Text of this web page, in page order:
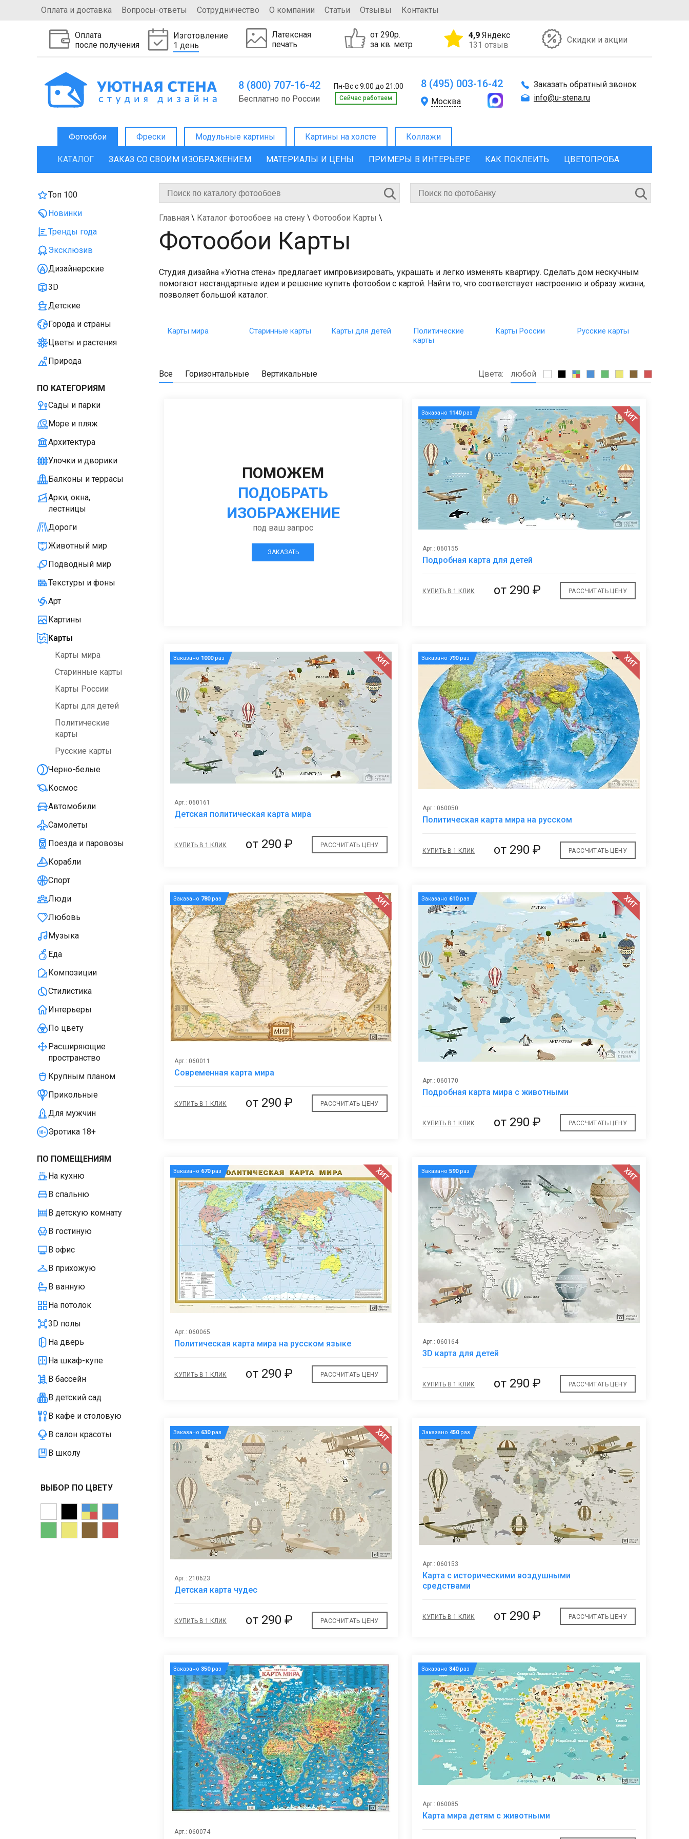
Оплата и доставка Вопросы-ответы Сотрудничество О компании Статьи Отзывы Контакты
Оплата
после получения
Изготовление
1 день
Латексная
печать
от 290р.
за кв. метр
4,9 Яндекс
131 отзыв
Скидки и акции
8 (800) 707-16-42 Пн-Вс с 9:00 до 21:00
Бесплатно по России Cейчас работаем
8 (495) 003-16-42
Москва
Заказать обратный звонок
info@u-stena.ru
Фотообои Фрески Модульные картины Картины на холсте Коллажи
КАТАЛОГ ЗАКАЗ СО СВОИМ ИЗОБРАЖЕНИЕМ МАТЕРИАЛЫ И ЦЕНЫ ПРИМЕРЫ В ИНТЕРЬЕРЕ КАК ПОКЛЕИТЬ ЦВЕТОПРОБА
Топ 100
Новинки
Тренды года
Эксклюзив
Дизайнерские
3D
Детские
Города и страны
Цветы и растения
Природа
ПО КАТЕГОРИЯМ
Сады и парки
Море и пляж
Архитектура
Улочки и дворики
Балконы и террасы
Арки, окна,
лестницы
Дороги
Животный мир
Подводный мир
Текстуры и фоны
Арт
Картины
Карты
Карты мира
Старинные карты
Карты России
Карты для детей
Политические
карты
Русские карты
Черно-белые
Космос
Автомобили
Самолеты
Поезда и паровозы
Корабли
Спорт
Люди
Любовь
Музыка
Еда
Композиции
Стилистика
Интерьеры
По цвету
Расширяющие
пространство
Крупным планом
Прикольные
Для мужчин
Эротика 18+
ПО ПОМЕЩЕНИЯМ
На кухню
В спальню
В детскую комнату
В гостиную
В офис
В прихожую
В ванную
На потолок
3D полы
На дверь
На шкаф-купе
В бассейн
В детский сад
В кафе и столовую
В салон красоты
В школу
ВЫБОР ПО ЦВЕТУ
Главная \ Каталог фотообоев на стену \ Фотообои Карты \
Фотообои Карты
Студия дизайна «Уютна стена» предлагает импровизировать, украшать и легко изменять квартиру. Сделать дом нескучным
помогают нестандартные идеи и решение купить фотообои с картой. Найти то, что соответствует настроению и образу жизни,
позволяет большой каталог.
Карты мира Старинные карты Карты для детей
Политические
карты
Карты России Русские карты
Все Горизонтальные Вертикальные Цвета: любой
ПОМОЖЕМ
ПОДОБРАТЬ
ИЗОБРАЖЕНИЕ
под ваш запрос
ЗАКАЗАТЬ
Заказано 1140раз ХИТ
Арт.: 060155
Подробная карта для детей
КУПИТЬ В 1 КЛИК от 290 ₽ РАССЧИТАТЬ ЦЕНУ
Заказано 1000раз ХИТ
Арт.: 060161
Детская политическая карта мира
избранное
КУПИТЬ В 1 КЛИК от290 ₽ РАССЧИТАТЬ ЦЕНУ
Заказано 790раз ХИТ
Арт.: 060050
Политическая карта мира на русском
КУПИТЬ В 1 КЛИК от 290 ₽ РАССЧИТАТЬ ЦЕНУ
Заказано 780раз ХИТ
Арт.: 060011
Современная карта мира
избранное
КУПИТЬ В 1 КЛИК от290 ₽ РАССЧИТАТЬ ЦЕНУ
Заказано 610раз ХИТ
Арт.: 060170
Подробная карта мира с животными
КУПИТЬ В 1 КЛИК от 290 ₽ РАССЧИТАТЬ ЦЕНУ
Заказано 670раз ХИТ
Арт.: 060065
Политическая карта мира на русском языке
избранное
КУПИТЬ В 1 КЛИК от290 ₽ РАССЧИТАТЬ ЦЕНУ
Заказано590раз ХИТ
Арт.: 060164
3D карта для детей
КУПИТЬ В 1 КЛИК от 290 ₽ РАССЧИТАТЬ ЦЕНУ
Заказано 630раз ХИТ
Арт.: 210623
Детская карта чудес
КУПИТЬ В 1 КЛИК от290 ₽ РАССЧИТАТЬ ЦЕНУ
Заказано 450раз
Арт.: 060153
Карта с историческими воздушными
средствами
КУПИТЬ В 1 КЛИК от 290 ₽ РАССЧИТАТЬ ЦЕНУ
Заказано350раз
Арт.: 060074
Заказано340раз
Арт.: 060085
Карта мира детям с животными